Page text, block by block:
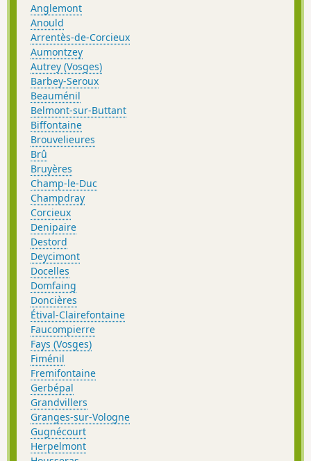
Anglemont
Anould
Arrentès-de-Corcieux
Aumontzey
Autrey (Vosges)
Barbey-Seroux
Beauménil
Belmont-sur-Buttant
Biffontaine
Brouvelieures
Brû
Bruyères
Champ-le-Duc
Champdray
Corcieux
Denipaire
Destord
Deycimont
Docelles
Domfaing
Doncières
Étival-Clairefontaine
Faucompierre
Fays (Vosges)
Fiménil
Fremifontaine
Gerbépal
Grandvillers
Granges-sur-Vologne
Gugnécourt
Herpelmont